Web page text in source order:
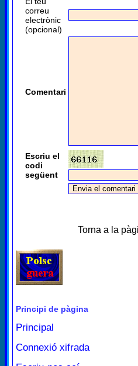
correu
electrònic
(opcional)
Comentari
Escriu el
codi
següent
Torna a la
Principi de pàgina
Principal
Connexió xifrada